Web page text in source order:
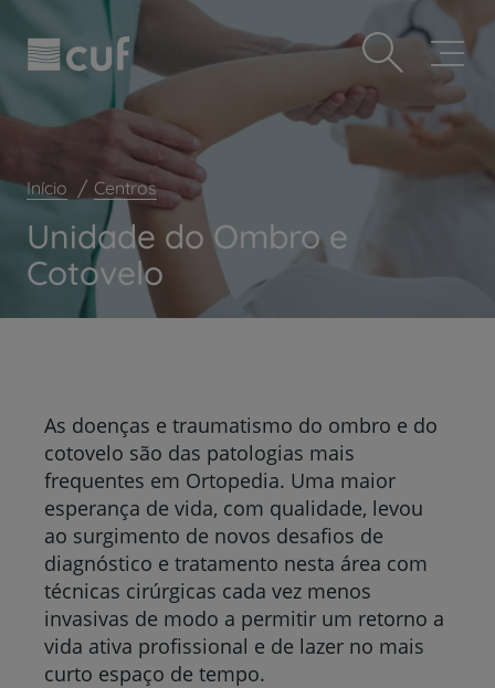
este
inclui
sistema
para
conteúdo
Prevenção e bem-estar
Grandes Áreas da Saúde
Serviços CUF
Plano +CUF
My CUF
Clientes e acompanhantes
CUF Academic Center
Para profissionais
Início Centros
Unidade do Ombro e
Cotovelo
As doenças e traumatismo do ombro e do
cotovelo são das patologias mais
frequentes em Ortopedia. Uma maior
esperança de vida, com qualidade, levou
ao surgimento de novos desafios de
diagnóstico e tratamento nesta área com
técnicas cirúrgicas cada vez menos
invasivas de modo a permitir um retorno a
vida ativa profissional e de lazer no mais
curto espaço de tempo.